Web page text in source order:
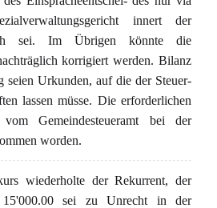
innert der
sei. Im Übrigen könnte die
korrigiert werden. Bilanz
seien Urkunden, auf die der Steuer-
lassen müsse. Die erforderlichen
Gemeindesteueramt bei der
worden.
wiederholte der Rekurrent, der
sei zu Unrecht in der